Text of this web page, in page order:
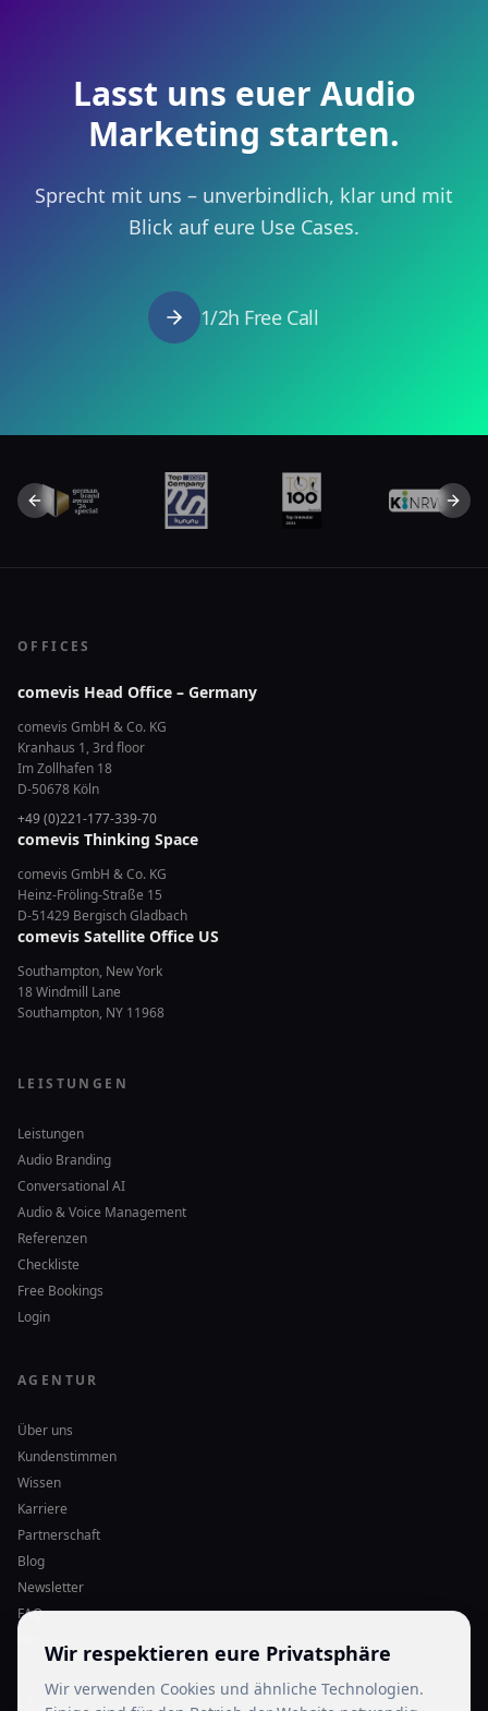
Lasst uns euer Audio
Marketing starten.
Sprecht mit uns – unverbindlich, klar und mit
Blick auf eure Use Cases.
1/2h Free Call
Previous slide
OFFICES
comevis Head Office – Germany
comevis GmbH & Co. KG
Kranhaus 1, 3rd floor
Im Zollhafen 18
D-50678 Köln
+49 (0)221-177-339-70
comevis Thinking Space
comevis GmbH & Co. KG
Heinz-Fröling-Straße 15
D-51429 Bergisch Gladbach
comevis Satellite Office US
Southampton, New York
18 Windmill Lane
Southampton, NY 11968
LEISTUNGEN
Leistungen
Audio Branding
Conversational AI
Audio & Voice Management
Referenzen
Checkliste
Free Bookings
Login
AGENTUR
Über uns
Kundenstimmen
Wissen
Karriere
Partnerschaft
Blog
Newsletter
FAQ
LEGAL
Wir respektieren eure Privatsphäre
Wir verwenden Cookies und ähnliche Technologien.